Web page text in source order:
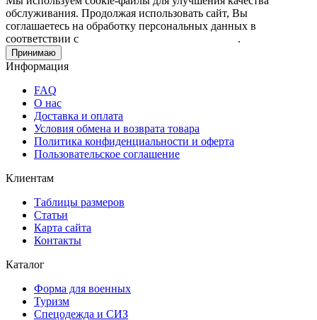
обслуживания. Продолжая использовать сайт, Вы
соглашаетесь на обработку персональных данных в
соответствии с
.
Принимаю
Информация
FAQ
О нас
Доставка и оплата
Условия обмена и возврата товара
Политика конфиденциальности и оферта
Пользовательское соглашение
Клиентам
Таблицы размеров
Статьи
Карта сайта
Контакты
Каталог
Форма для военных
Туризм
Спецодежда и СИЗ